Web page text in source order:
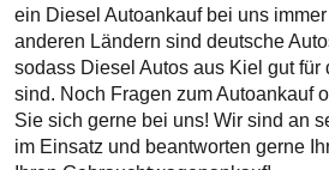
ein Diesel Autoankauf bei uns
anderen Ländern sind deutsche
sodass Diesel Autos aus Kiel gut für
sind. Noch Fragen zum Autoankauf
Sie sich gerne bei uns! Wir sind an
im Einsatz und beantworten gerne